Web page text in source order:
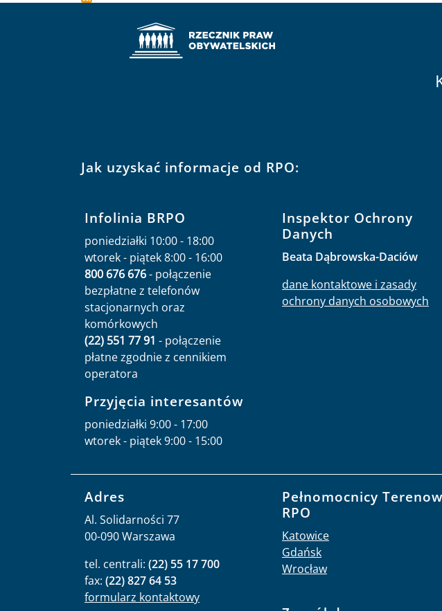
Jak uzyskać informacje od RPO:
Infolinia BRPO
poniedziałki 10:00 - 18:00
wtorek - piątek 8:00 - 16:00
800 676 676- połączenie
bezpłatne z telefonów
stacjonarnych oraz
komórkowych
(22) 551 77 91 - połączenie
płatne zgodnie z cennikiem
operatora
Przyjęcia interesantów
poniedziałki 9:00 - 17:00
wtorek - piątek 9:00 - 15:00
Inspektor Ochrony
Danych
Beata Dąbrowska-Daciów
dane kontaktowe i zasady
ochrony danych osobowych
Adres
Al. Solidarności 77
00-090 Warszawa
tel. centrali: (22) 55 17 700
fax: (22) 827 64 53
formularz kontaktowy
Pełnomocnicy
RPO
Katowice
Gdańsk
Wrocław